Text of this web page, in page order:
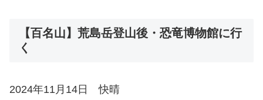
【百名山】荒島岳登山後・恐竜博物館に行
く
2024年11月14日 快晴